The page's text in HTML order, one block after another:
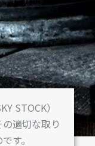
STOCK）
適切な取り
す。